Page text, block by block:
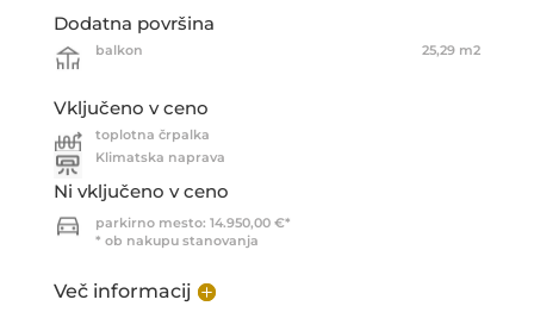
Dodatna površina
balkon 25,29 m2
Vključeno v ceno
toplotna črpalka
Klimatska naprava
Ni vključeno v ceno
parkirno mesto: 14.950,00 €*
* ob nakupu stanovanja
Več informacij